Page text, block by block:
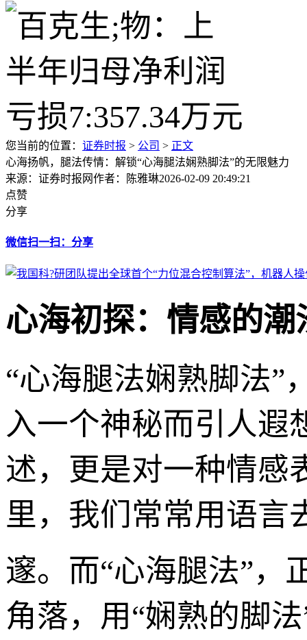
您当前的位置： 证券时报 > 公司 > 正文
心海扬帆，腿法传情：解锁“心海腿法娴熟脚法”的无限魅力
来源：证券时报网作者：陈雅琳2026-02-09 20:49:21
点赞
分享
微信扫一扫：分享
心海初探：情感的
“心海腿法娴熟脚法”
入一个神秘而引人遐
述，更是对一种情感
里，我们常常用语言
邃。而“心海腿法”，
角落，用“娴熟的脚